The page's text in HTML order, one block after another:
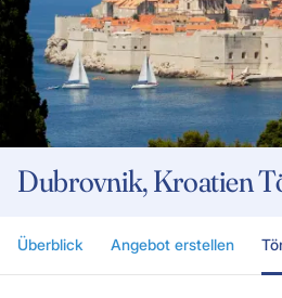
Dubrovnik, Kroatien
Überblick Angebot erstellen